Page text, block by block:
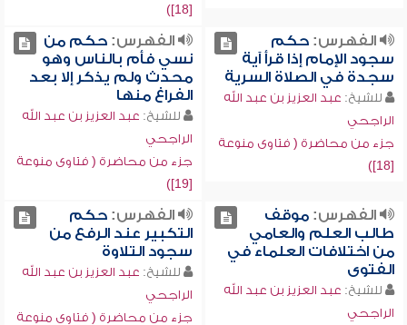
[18])
الفهرس:حكم
سجود الإمام إذا قرأ آية
سجدة في الصلاة السرية
للشيخ: عبد العزيز بن عبد الله
الراجحي
جزء من محاضرة ( فتاوى منوعة
[18])
الفهرس:حكم من
نسي فأم بالناس وهو
محدث ولم يذكر إلا بعد
الفراغ منها
للشيخ: عبد العزيز بن عبد الله
الراجحي
جزء من محاضرة ( فتاوى منوعة
[19])
الفهرس:موقف
طالب العلم والعامي
من اختلافات العلماء في
الفتوى
للشيخ: عبد العزيز بن عبد الله
الراجحي
الفهرس:حكم
التكبير عند الرفع من
سجود التلاوة
للشيخ: عبد العزيز بن عبد الله
الراجحي
جزء من محاضرة ( فتاوى منوعة